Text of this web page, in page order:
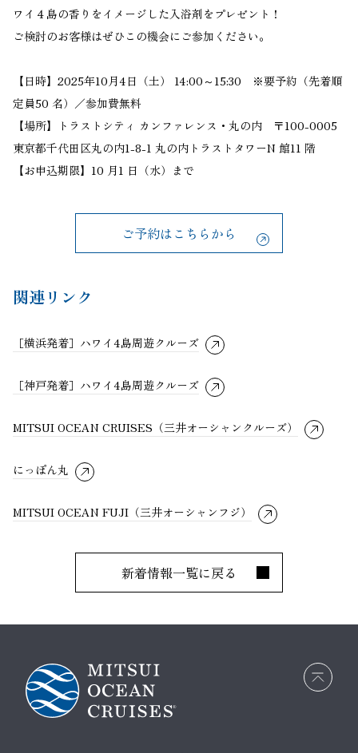
ワイ４島の香りをイメージした入浴剤をプレゼント！
ご検討のお客様はぜひこの機会にご参加ください。
【日時】2025年10月4日（土） 14:00～15:30 ※要予約（先着順
定員50 名）／参加費無料
【場所】トラストシティ カンファレンス・丸の内 〒100-0005
東京都千代田区丸の内1-8-1 丸の内トラストタワーN 館11 階
【お申込期限】10 月1 日（水）まで
ご予約はこちらから
関連リンク
［横浜発着］ハワイ4島周遊クルーズ
［神戸発着］ハワイ4島周遊クルーズ
MITSUI OCEAN CRUISES（三井オーシャンクルーズ）
にっぽん丸
MITSUI OCEAN FUJI（三井オーシャンフジ）
新着情報一覧に戻る
画面
最上